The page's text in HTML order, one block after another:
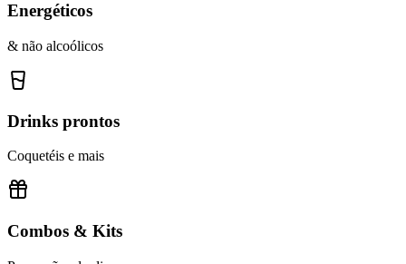
Energéticos
& não alcoólicos
Drinks prontos
Coquetéis e mais
Combos & Kits